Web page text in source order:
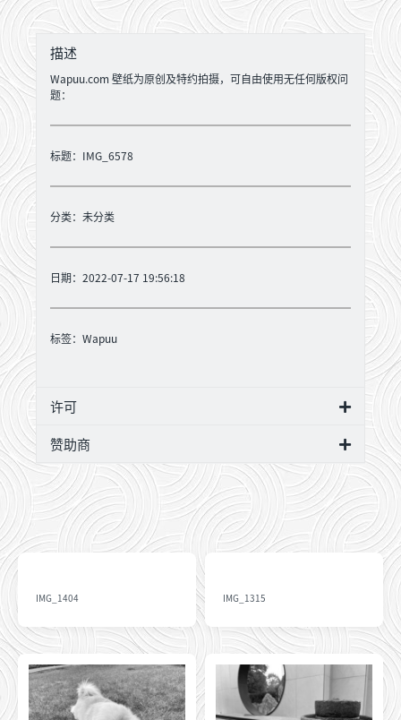
描述
Wapuu.com 壁纸为原创及特约拍摄，可自由使用无任何版权问
题：
标题：IMG_6578
分类： 未分类
日期：2022-07-17 19:56:18
标签： Wapuu
许可
赞助商
IMG_1404 IMG_1315